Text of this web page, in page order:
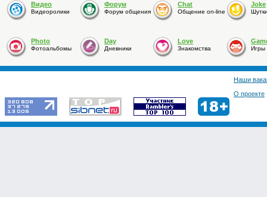
Видео
Видеоролики
Форум
Форум общения
Chat
Общение on-line
Joke
Photo
Фотоальбомы
Day
Дневники
Love
Знакомства Игры
Наши
О проекте